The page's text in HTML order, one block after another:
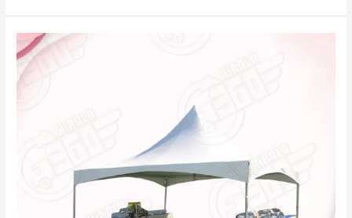
Kiralama
ile
Organizasyonunuzu
Güçlendirin